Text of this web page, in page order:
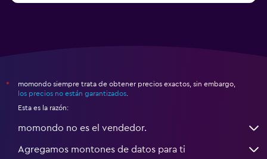
*
momondo siempre trata de obtener precios exactos, sin embargo,
los precios no están garantizados
Esta es la razón:
momondo no es el vendedor.
Agregamos montones de datos para ti